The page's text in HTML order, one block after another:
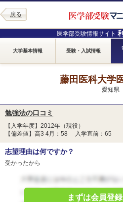
戻る
医学部受験情報サイト
大学基本情報 受験・入試情報
藤田医科大学
愛知県
勉強法の口コミ
【入学年度】2012年（現役）
【偏差値】高3 4月：58 入学直前：65
志望理由は何ですか？
受かったから
まずは会員登録